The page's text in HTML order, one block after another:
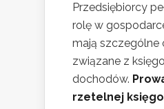
Przedsiębiorcy
rolę w
mają szczególne
związane z
dochodów.
rzetelnej